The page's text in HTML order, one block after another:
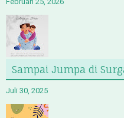
Sampai Jumpa di
Juli 30, 2025